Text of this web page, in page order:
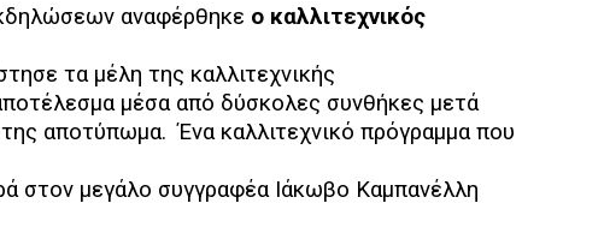
αναφέρθηκε ο καλλιτεχνικός
τα μέλη της καλλιτεχνικής
μέσα από δύσκολες συνθήκες μετά
αποτύπωμα. Ένα καλλιτεχνικό πρόγραμμα που
στον μεγάλο συγγραφέα Ιάκωβο Καμπανέλλη